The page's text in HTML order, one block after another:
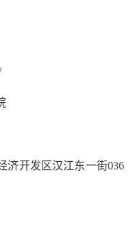
济开发区汉江东一街036